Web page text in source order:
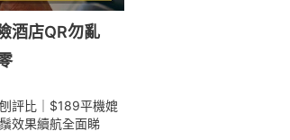
酒店QR勿亂
評比｜$189平機媲
效果續航全面睇